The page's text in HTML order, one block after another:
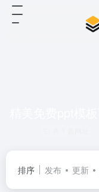
排序 发布 更新